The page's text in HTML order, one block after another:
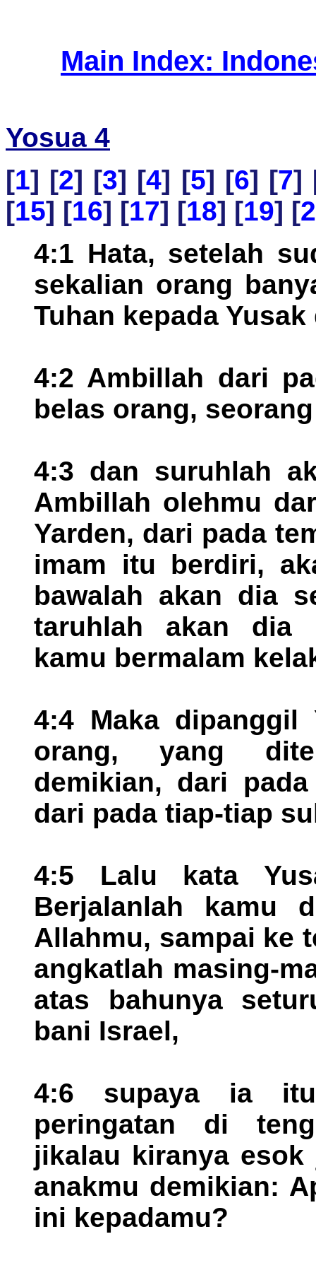
Main Index:
Yosua 4
[1] [2] [3] [4] [5] [6] [7]
[15] [16] [17] [18] [19] [
4:1 Hata, setelah
sekalian orang
Tuhan kepada
4:2 Ambillah dari
belas orang,
4:3 dan suruhlah
Ambillah olehmu
Yarden, dari pada
imam itu berdiri,
bawalah akan dia
taruhlah akan dia
kamu bermalam
4:4 Maka dipanggil
orang, yang
demikian, dari
dari pada tiap-tiap
4:5 Lalu kata
Berjalanlah kamu
Allahmu, sampai ke
angkatlah masing-
atas bahunya
bani Israel,
4:6 supaya ia
peringatan di
jikalau kiranya
anakmu demikian:
ini kepadamu?